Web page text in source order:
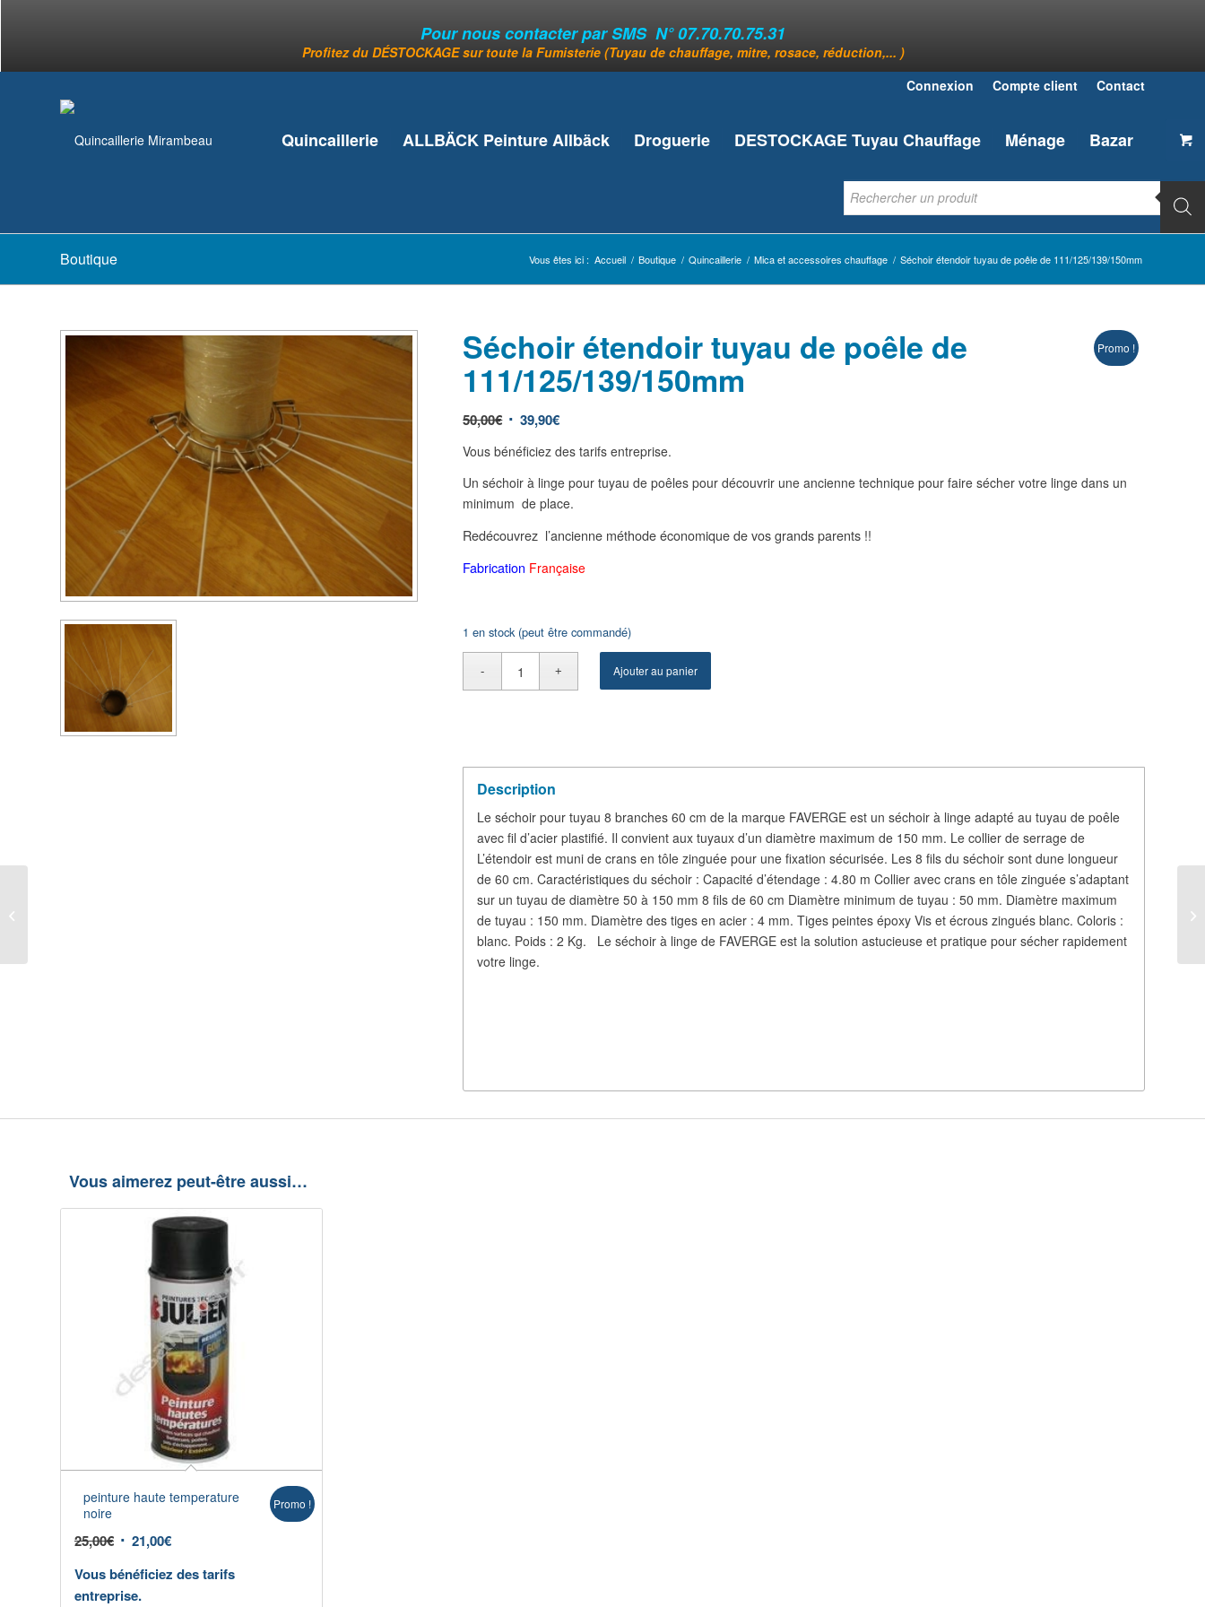
Pour nous contacter par SMS N° 07.70.70.75.31
Profitez du DÉSTOCKAGE sur toute la Fumisterie (Tuyau de chauffage, mitre, rosace, réduction,... )
Connexion
Compte client Contact
Quincaillerie ALLBÄCK Peinture Allbäck Droguerie DESTOCKAGE Tuyau Chauffage Ménage Bazar
Boutique Vous êtes ici : Accueil / Boutique / Quincaillerie / Mica et accessoires chauffage / Séchoir étendoir tuyau de poêle de 111/125/139/150mm
Promo !
Séchoir étendoir tuyau de poêle de
111/125/139/150mm
50,00€ 39,90€
Vous bénéficiez des tarifs entreprise.
Un séchoir à linge pour tuyau de poêles pour découvrir une ancienne technique pour faire sécher votre linge dans un
minimum de place.
Redécouvrez l’ancienne méthode économique de vos grands parents !!
Fabrication Française
1 en stock (peut être commandé)
Ajouter au panier
Description
Le séchoir pour tuyau 8 branches 60 cm de la marque FAVERGE est un séchoir à linge adapté au tuyau de poêle
avec fil d’acier plastifié. Il convient aux tuyaux d’un diamètre maximum de 150 mm. Le collier de serrage de
L’étendoir est muni de crans en tôle zinguée pour une fixation sécurisée. Les 8 fils du séchoir sont dune longueur
de 60 cm. Caractéristiques du séchoir : Capacité d’étendage : 4.80 m Collier avec crans en tôle zinguée s’adaptant
sur un tuyau de diamètre 50 à 150 mm 8 fils de 60 cm Diamètre minimum de tuyau : 50 mm. Diamètre maximum
de tuyau : 150 mm. Diamètre des tiges en acier : 4 mm. Tiges peintes époxy Vis et écrous zingués blanc. Coloris :
blanc. Poids : 2 Kg. Le séchoir à linge de FAVERGE est la solution astucieuse et pratique pour sécher rapidement
votre linge.
Vous aimerez peut-être aussi…
peinture haute temperature
noire
25,00€ 21,00€
Vous bénéficiez des tarifs
entreprise.
Promo !